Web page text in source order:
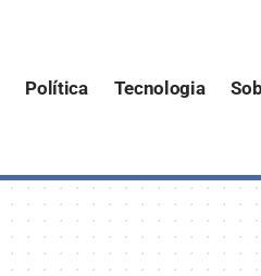
Política Tecnologia